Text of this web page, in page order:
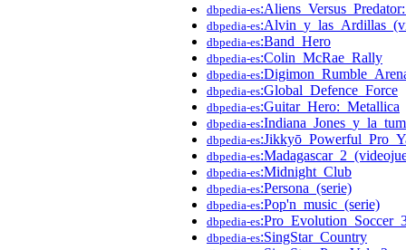
dbpedia-es
dbpedia-es
dbpedia-es:Band_Hero
dbpedia-es:Colin_McRae_Rally
dbpedia-es
dbpedia-es:Global_Defence_Force
dbpedia-es:Guitar_Hero:_Metallica
dbpedia-es
dbpedia-es
dbpedia-es
dbpedia-es:Midnight_Club
dbpedia-es:Persona_(serie)
dbpedia-es:Pop'n_music_(serie)
dbpedia-es
dbpedia-es:SingStar_Country